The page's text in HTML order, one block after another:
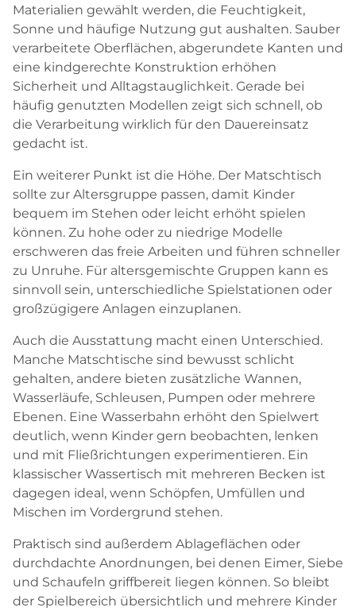
Materialien gewählt werden, die Feuchtigkeit,
Sonne und häufige Nutzung gut aushalten. Sauber
verarbeitete Oberflächen, abgerundete Kanten und
eine kindgerechte Konstruktion erhöhen
Sicherheit und Alltagstauglichkeit. Gerade bei
häufig genutzten Modellen zeigt sich schnell, ob
die Verarbeitung wirklich für den Dauereinsatz
gedacht ist.
Ein weiterer Punkt ist die Höhe. Der Matschtisch
sollte zur Altersgruppe passen, damit Kinder
bequem im Stehen oder leicht erhöht spielen
können. Zu hohe oder zu niedrige Modelle
erschweren das freie Arbeiten und führen schneller
zu Unruhe. Für altersgemischte Gruppen kann es
sinnvoll sein, unterschiedliche Spielstationen oder
großzügigere Anlagen einzuplanen.
Auch die Ausstattung macht einen Unterschied.
Manche Matschtische sind bewusst schlicht
gehalten, andere bieten zusätzliche Wannen,
Wasserläufe, Schleusen, Pumpen oder mehrere
Ebenen. Eine Wasserbahn erhöht den Spielwert
deutlich, wenn Kinder gern beobachten, lenken
und mit Fließrichtungen experimentieren. Ein
klassischer Wassertisch mit mehreren Becken ist
dagegen ideal, wenn Schöpfen, Umfüllen und
Mischen im Vordergrund stehen.
Praktisch sind außerdem Ablageflächen oder
durchdachte Anordnungen, bei denen Eimer, Siebe
und Schaufeln griffbereit liegen können. So bleibt
der Spielbereich übersichtlich und mehrere Kinder